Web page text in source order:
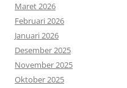
Maret 2026
Februari 2026
Januari 2026
Desember 2025
November 2025
Oktober 2025